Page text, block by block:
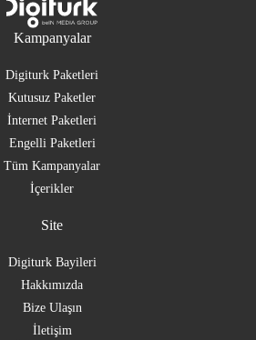
Kampanyalar
Digiturk Paketleri
Kutusuz Paketler
İnternet Paketleri
Engelli Paketleri
Tüm Kampanyalar
İçerikler
Site
Digiturk Bayileri
Hakkımızda
Bize Ulaşın
İletişim